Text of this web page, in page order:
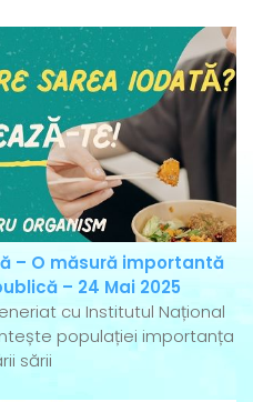
– O măsură importantă
– 24 Mai 2025
cu Institutul Național
populației importanța
sării